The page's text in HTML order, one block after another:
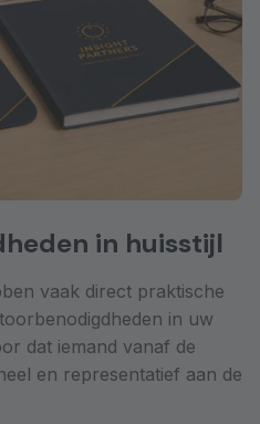
in huisstijl
vaak direct praktische
in uw
dat iemand vanaf de
en representatief aan de